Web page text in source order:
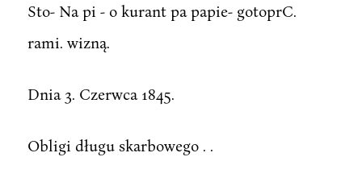
Sto- Na pi - o kurant pa papie- gotoprC.
rami. wizną.
Dnia 3. Czerwca 1845.
Obligi długu skarbowego . .